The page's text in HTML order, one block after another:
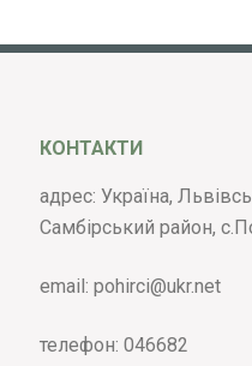
КОНТАКТИ
адрес: Україна,
Самбірський район,
email: pohirci@ukr.net
телефон: 046682